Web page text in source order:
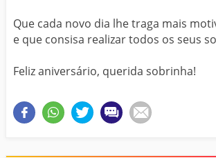
Que cada novo dia lhe traga mais
e que consisa realizar todos os seus
Feliz aniversário, querida sobrinha!